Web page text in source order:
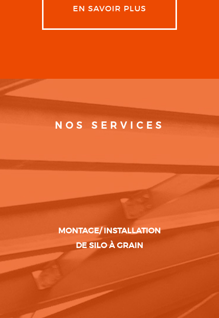
EN SAVOIR PLUS
NOS SERVICES
MONTAGE/ INSTALLATION
DE SILO À GRAIN